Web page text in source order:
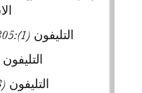
التليفون (1):
التليفون
التليفون (3):